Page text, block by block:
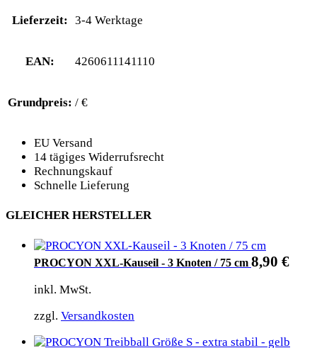
Lieferzeit: 3-4 Werktage
EAN: 4260611141110
Grundpreis: / €
EU Versand
14 tägiges Widerrufsrecht
Rechnungskauf
Schnelle Lieferung
GLEICHER HERSTELLER
PROCYON XXL-Kauseil - 3 Knoten / 75 cm 8,90 €
inkl. MwSt.
zzgl. Versandkosten